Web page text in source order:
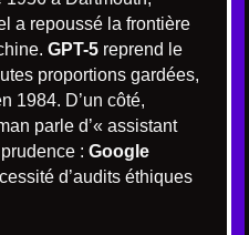
a repoussé la frontière
GPT-5 reprend le
proportions gardées,
1984. D’un côté,
parle d’« assistant
: Google
d’audits éthiques